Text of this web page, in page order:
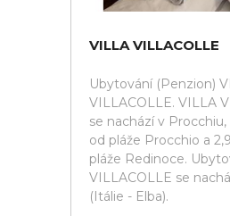
VILLA VILLACOLLE
Ubytování (Penzion)
VILLACOLLE. VILLA
se nachází v
od pláže Procchio a
pláže Redinoce.
VILLACOLLE se
(Itálie - Elba).